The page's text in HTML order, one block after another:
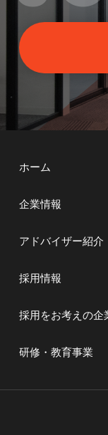
ホーム
企業情報
アドバイザー紹介
採用情報
採用をお考えの企
研修・教育事業